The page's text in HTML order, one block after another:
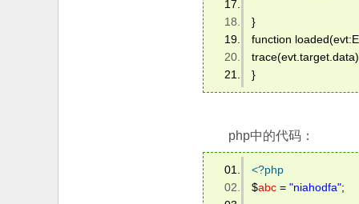
}
function
}
php中的代码：
<?php
$abc = "niahodfa";